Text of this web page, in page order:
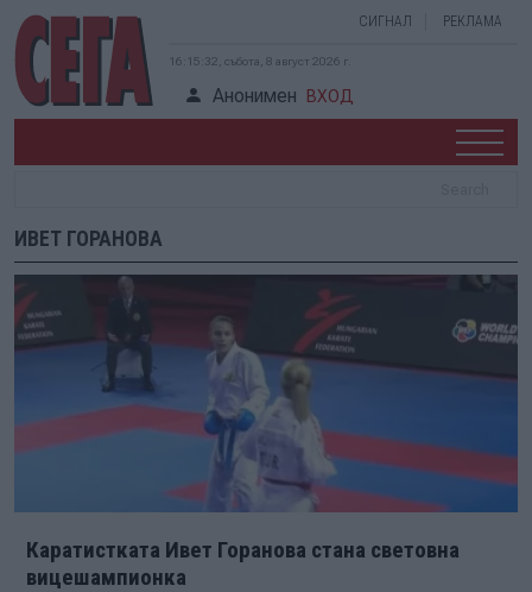
СИГНАЛ РЕКЛАМА
16:15:32, събота, 8 август 2026 г.
Анонимен ВХОД
ИВЕТ ГОРАНОВА
Каратистката Ивет Горанова стана световна
вицешампионка